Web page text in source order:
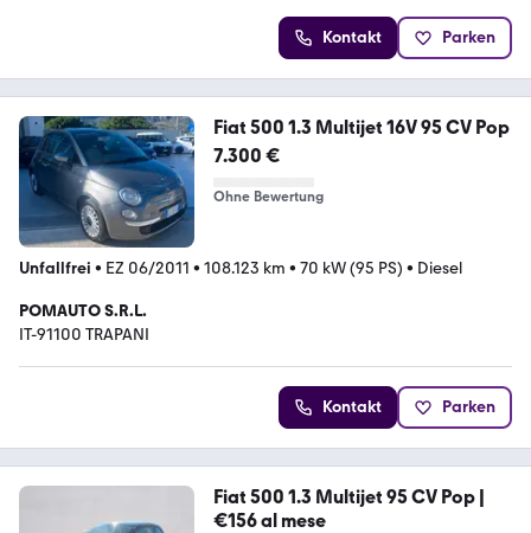
Kontakt Parken
Fiat 500 1.3 Multijet 16V 95 CV Pop
7.300 €
Ohne Bewertung
Unfallfrei • EZ 06/2011 • 108.123 km • 70 kW (95 PS) • Diesel
POMAUTO S.R.L.
IT-91100 TRAPANI
Kontakt Parken
Fiat 500 1.3 Multijet 95 CV Pop |
€156 al mese